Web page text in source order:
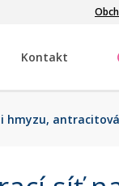
Kontakt
hmyzu,